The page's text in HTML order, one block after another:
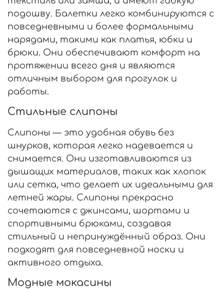
подошву. Балетки легко комбинируются с
повседневными и более формальными
нарядами, такими как платья, юбки и
брюки. Они обеспечивают комфорт на
протяжении всего дня и являются
отличным выбором для прогулок и
работы.
Стильные слипоны
Слипоны — это удобная обувь без
шнурков, которая легко надевается и
снимается. Они изготавливаются из
дышащих материалов, таких как хлопок
или сетка, что делает их идеальными для
летней жары. Слипоны прекрасно
сочетаются с джинсами, шортами и
спортивными брюками, создавая
стильный и непринуждённый образ. Они
подходят для повседневной носки и
активного отдыха.
Модные мокасины